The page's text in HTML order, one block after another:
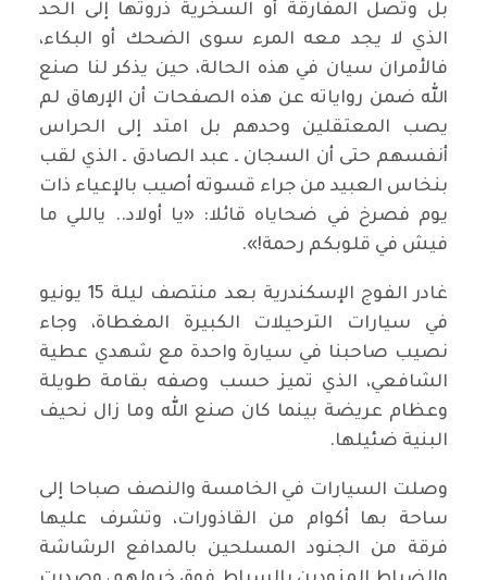
بل وتصل المفارقة أو السخرية ذروتها إلى الحد
الذي لا يجد معه المرء سوى الضحك أو البكاء،
فالأمران سيان في هذه الحالة، حين يذكر لنا صنع
الله ضمن رواياته عن هذه الصفحات أن الإرهاق لم
يصب المعتقلين وحدهم بل امتد إلى الحراس
أنفسهم حتى أن السجان ـ عبد الصادق ـ الذي لقب
بنخاس العبيد من جراء قسوته أصيب بالإعياء ذات
يوم فصرخ في ضحاياه قائلا: «يا أولاد.. ياللي ما
فيش في قلوبكم رحمة!».
غادر الفوج الإسكندرية بعد منتصف ليلة 15 يونيو
في سيارات الترحيلات الكبيرة المغطاة، وجاء
نصيب صاحبنا في سيارة واحدة مع شهدي عطية
الشافعي، الذي تميز حسب وصفه بقامة طويلة
وعظام عريضة بينما كان صنع الله وما زال نحيف
البنية ضئيلها.
وصلت السيارات في الخامسة والنصف صباحا إلى
ساحة بها أكوام من القاذورات، وتشرف عليها
فرقة من الجنود المسلحين بالمدافع الرشاشة